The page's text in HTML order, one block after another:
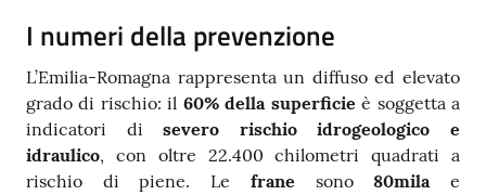
I numeri della prevenzione
L’Emilia-Romagna rappresenta un diffuso ed elevato
grado di rischio: il 60% della superficie è soggetta a
indicatori disevero rischio idrogeologico e
idraulico, con oltre 22.400 chilometri quadrati a
rischio di piene. Le frane sono 80milae